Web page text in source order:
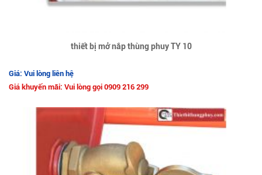
thiết bị mở nắp thùng phuy TY 10
Giá: Vui lòng liên hệ
Giá khuyến mãi: Vui lòng gọi 0909 216 299